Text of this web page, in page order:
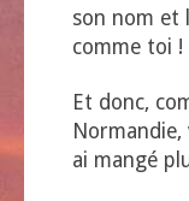
son nom et
comme toi !
Et donc,
Normandie,
ai mangé